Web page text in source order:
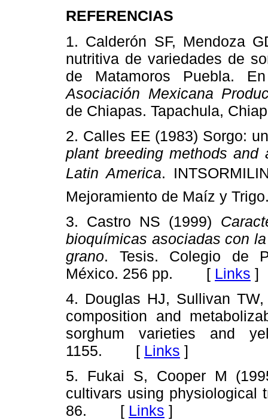
REFERENCIAS
1. Calderón SF, Mendoza
nutritiva de variedades de
de Matamoros Puebla.
Asociación Mexicana
de Chiapas. Tapachula,
2. Calles EE (1983) Sorgo:
plant breeding methods and
Latin America.
Mejoramiento de Maíz y
3. Castro NS (1999)
bioquímicas asociadas con
grano. Tesis. Colegio de
México. 256 pp. [ Links ]
4. Douglas HJ, Sullivan
composition and
sorghum varieties and
1155. [ Links ]
5. Fukai S, Cooper M
cultivars using physiological
86. [ Links ]